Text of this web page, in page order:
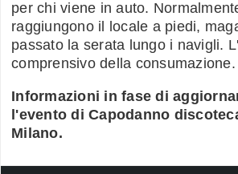
per chi viene in auto.
raggiungono il locale a piedi,
passato la serata lungo i navigli.
comprensivo della consumazione.
Informazioni in fase di
l'evento di Capodanno
Milano.